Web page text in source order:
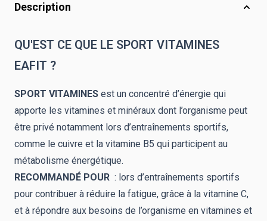
Description
QU'EST CE QUE LE SPORT VITAMINES
EAFIT ?
SPORT VITAMINES est un concentré d’énergie qui
apporte les vitamines et minéraux dont l’organisme peut
être privé notamment lors d’entraînements sportifs,
comme le cuivre et la vitamine B5 qui participent au
métabolisme énergétique.
RECOMMANDÉ POUR : lors d’entraînements sportifs
pour contribuer à réduire la fatigue, grâce à la vitamine C,
et à répondre aux besoins de l’organisme en vitamines et